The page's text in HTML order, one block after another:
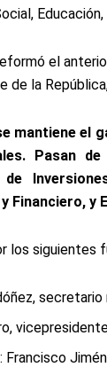
el
de la
mantiene el
Pasan
Financiero, y
los siguientes